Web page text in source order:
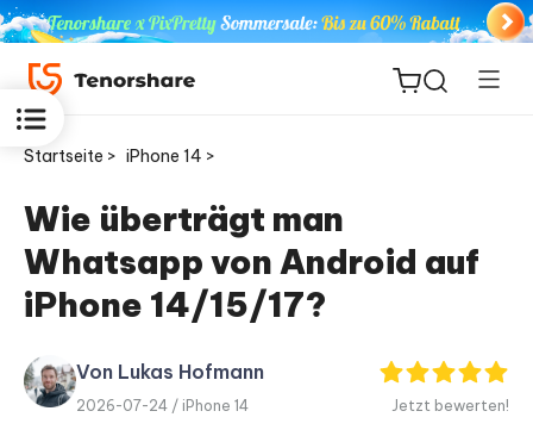
ReiBoot
for iOS
PDF
Editor
Neu
Startseite > iPhone 14 >
Wie überträgt man
Whatsapp von Android auf
iPhone 14/15/17?
Von Lukas Hofmann
2026-07-24 / iPhone 14 Jetzt bewerten!